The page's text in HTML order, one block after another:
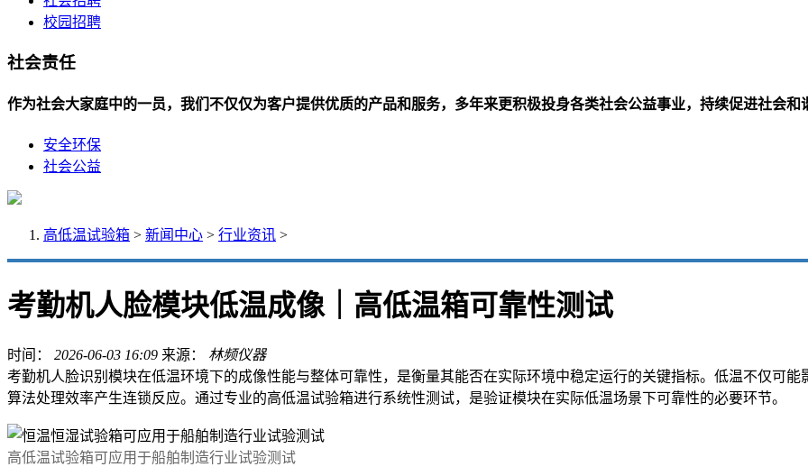
校园招聘
社会责任
作为社会大家庭中的一员，我们不仅仅为客户提供优质的产品和服务，多年来更积极投身各类社会公益事业，持续促进社会和
安全环保
社会公益
高低温试验箱 > 新闻中心 > 行业资讯 >
考勤机人脸模块低温成像｜高低温箱可靠性测试
时间： 2026-06-03 16:09 来源：
林频仪器
考勤机人脸识别模块在低温环境下的成像性能与整体可靠性，是衡量其能否在实际环境中稳定运行的关键指标。低温不仅可
算法处理效率产生连锁反应。通过专业的高低温试验箱进行系统性测试，是验证模块在实际低温场景下可靠性的必要环节。
高低温试验箱可应用于船舶制造行业试验测试